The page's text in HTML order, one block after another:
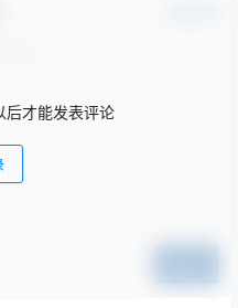
后才能发表评论